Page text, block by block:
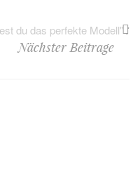
du das perfekte Modell":
Nächster Beitrage